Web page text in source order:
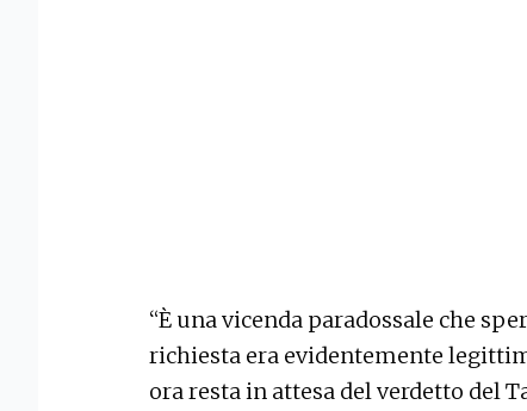
“È una vicenda paradossale che
richiesta era evidentemente
ora resta in attesa del verdetto del